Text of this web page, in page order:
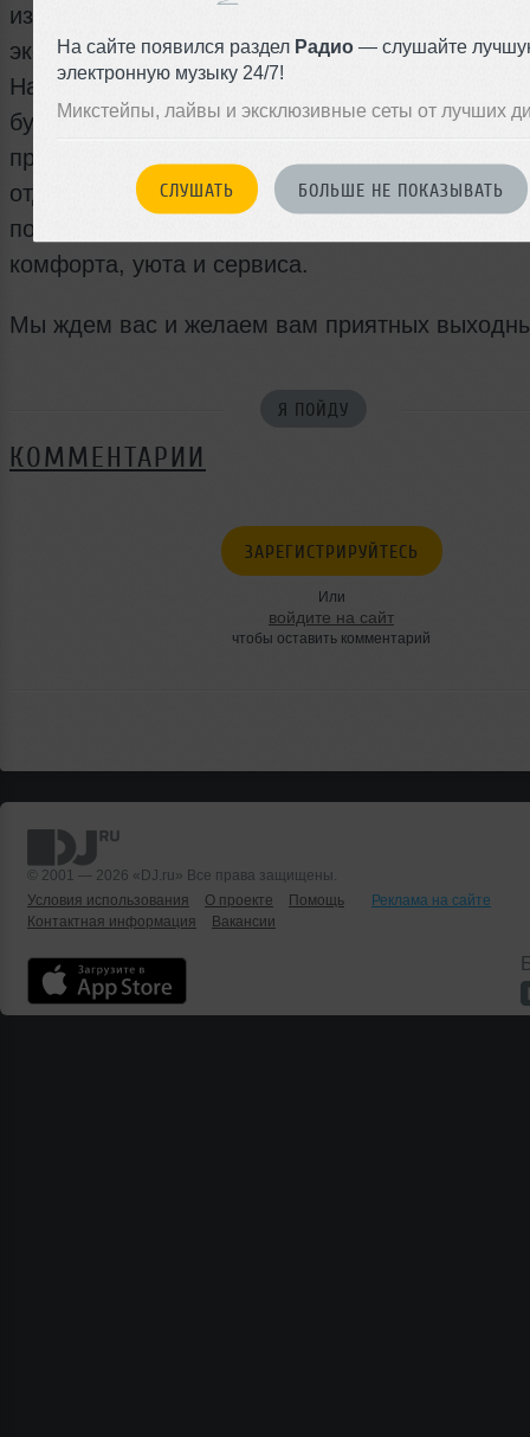
На сайте появился раздел Радио — слушайте
электронную музыку 24/7!
Микстейпы, лайвы и эксклюзивные сеты от лучших
СЛУШАТЬ БОЛЬШЕ НЕ ПОКАЗЫВАТЬ
изысков от шеф-повара Follow Me Café под
эксклюзивные ритмы в исполнении наших
Наш четверг это не просто один из обычных
будничных дней, это волшебный вечер в
профессионалов, которые знают как сделать
отдых удивительным и запоминающимся.
погружайтесь в нашу неподражаемую
комфорта, уюта и сервиса.
Мы ждем вас и желаем вам приятных
Я ПОЙДУ
КОММЕНТАРИИ
ЗАРЕГИСТРИРУЙТЕСЬ
Или
войдите на сайт
чтобы оставить комментарий
© 2001 — 2026 «DJ.ru» Все права защищены.
Условия использования
О проекте Помощь
Реклама на сайте
Контактная информация
Вакансии